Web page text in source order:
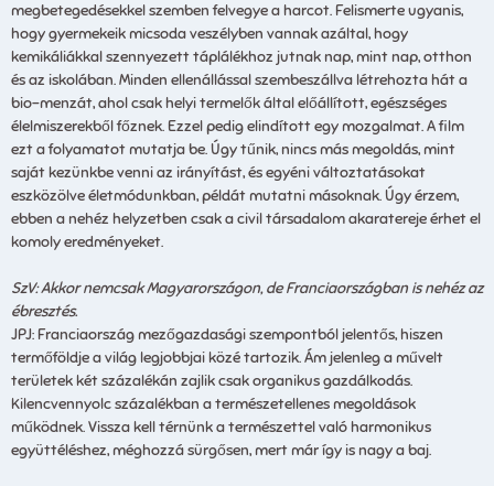
megbetegedésekkel szemben felvegye a harcot. Felismerte ugyanis,
hogy gyermekeik micsoda veszélyben vannak azáltal, hogy
kemikáliákkal szennyezett táplálékhoz jutnak nap, mint nap, otthon
és az iskolában. Minden ellenállással szembeszállva létrehozta hát a
bio-menzát, ahol csak helyi termelők által előállított, egészséges
élelmiszerekből főznek. Ezzel pedig elindított egy mozgalmat. A film
ezt a folyamatot mutatja be. Úgy tűnik, nincs más megoldás, mint
saját kezünkbe venni az irányítást, és egyéni változtatásokat
eszközölve életmódunkban, példát mutatni másoknak. Úgy érzem,
ebben a nehéz helyzetben csak a civil társadalom akaratereje érhet el
komoly eredményeket.
SzV: Akkor nemcsak Magyarországon, de Franciaországban is nehéz az
ébresztés.
JPJ: Franciaország mezőgazdasági szempontból jelentős, hiszen
termőföldje a világ legjobbjai közé tartozik. Ám jelenleg a művelt
területek két százalékán zajlik csak organikus gazdálkodás.
Kilencvennyolc százalékban a természetellenes megoldások
működnek. Vissza kell térnünk a természettel való harmonikus
együttéléshez, méghozzá sürgősen, mert már így is nagy a baj.